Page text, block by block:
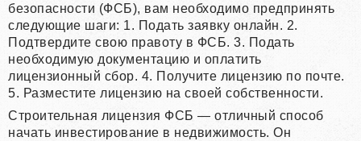
безопасности (ФСБ), вам необходимо предпринять
следующие шаги: 1. Подать заявку онлайн. 2.
Подтвердите свою правоту в ФСБ. 3. Подать
необходимую документацию и оплатить
лицензионный сбор. 4. Получите лицензию по почте.
5. Разместите лицензию на своей собственности.
Строительная лицензия ФСБ — отличный способ
начать инвестирование в недвижимость. Он